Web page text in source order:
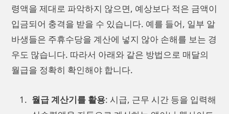
령액을 제대로 파악하지 않으면, 예상보다 적은 금액이
입금되어 충격을 받을 수 있습니다. 예를 들어, 일부 알
바생들은 주휴수당을 계산에 넣지 않아 손해를 보는 경
우도 많습니다. 따라서 아래와 같은 방법으로 매달의
월급을 정확히 확인해야 합니다.
월급 계산기를 활용: 시급, 근무 시간 등을 입력해